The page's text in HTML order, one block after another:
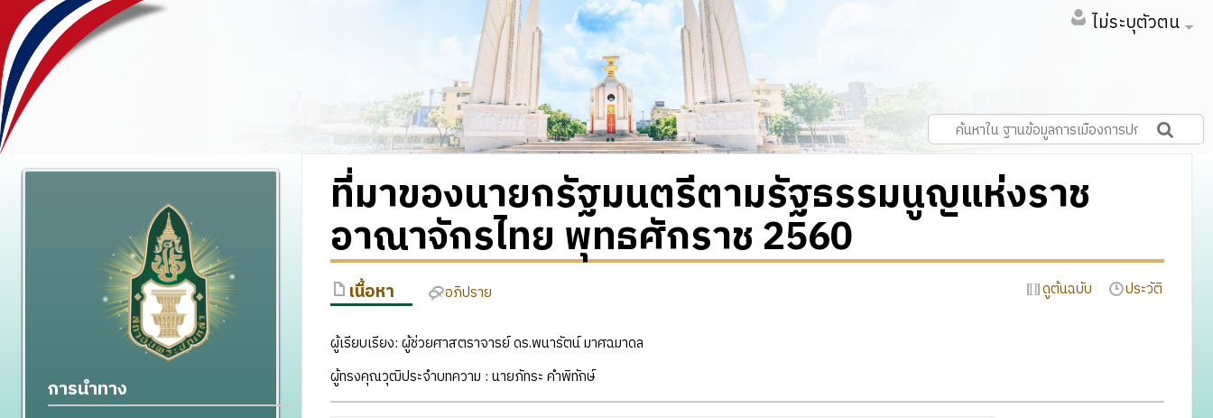
ไม่ระบุตัวตน
ที่มาของนายกรัฐมนตรีตามรัฐธรรมนูญแห่งราช
อาณาจักรไทย พุทธศักราช 2560
เนื้อหา อภิปราย ดูต้นฉบับ ประวัติ
ผู้เรียบเรียง: ผู้ช่วยศาสตราจารย์ ดร.พนารัตน์ มาศฉมาดล
ผู้ทรงคุณวุฒิประจำบทความ : นายภัทระ คำพิทักษ์
การนำทาง